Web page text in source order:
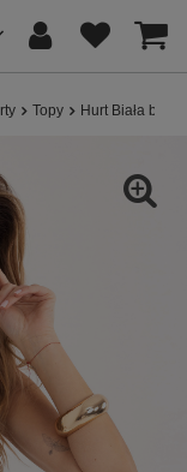
Topy Hurt Biała